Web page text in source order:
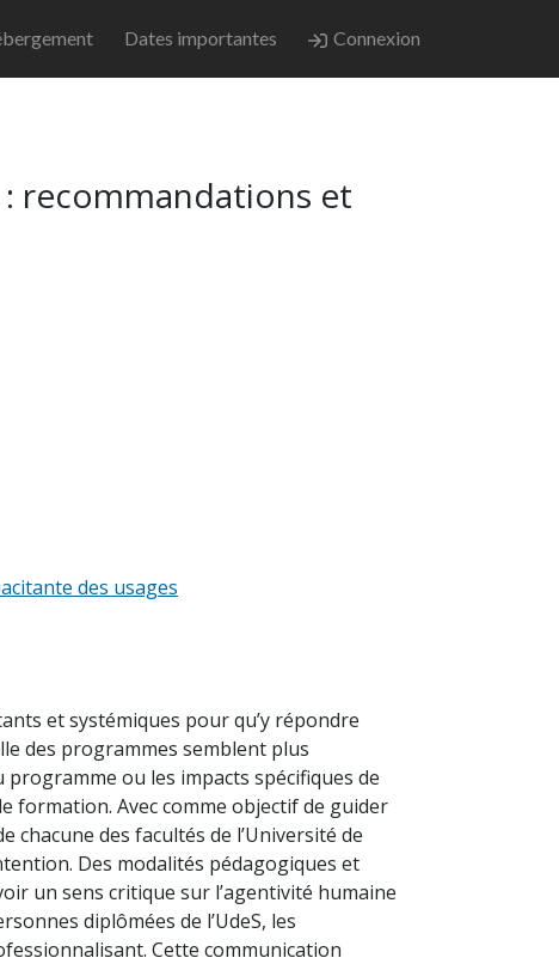
Dates importantes Connexion
recommandations et
des usages
et systémiques pour qu’y répondre
des programmes semblent plus
ou les impacts spécifiques de
formation. Avec comme objectif de guider
des facultés de l’Université de
Des modalités pédagogiques et
un sens critique sur l’agentivité humaine
diplômées de l’UdeS, les
Cette communication